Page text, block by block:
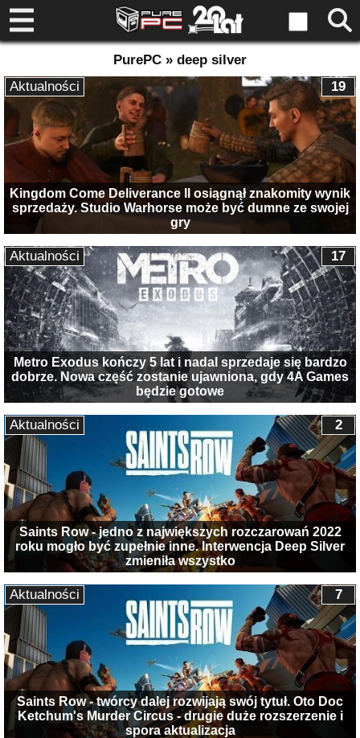
PurePC » deep silver
Kingdom Come Deliverance II osiągnął znakomity wynik
sprzedaży. Studio Warhorse może być dumne ze swojej
gry
19
Aktualności
Metro Exodus kończy 5 lat i nadal sprzedaje się bardzo
dobrze. Nowa część zostanie ujawniona, gdy 4A Games
będzie gotowe
17
Aktualności
Saints Row - jedno z największych rozczarowań 2022
roku mogło być zupełnie inne. Interwencja Deep Silver
zmieniła wszystko
2
Aktualności
Saints Row - twórcy dalej rozwijają swój tytuł. Oto Doc
Ketchum's Murder Circus - drugie duże rozszerzenie i
spora aktualizacja
7
Aktualności